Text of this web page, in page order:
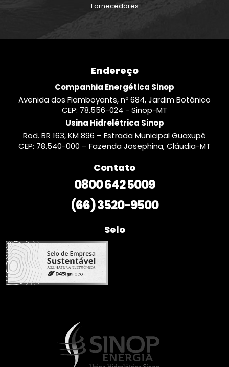
Fornecedores
Endereço
Companhia Energética Sinop
Avenida dos Flamboyants, nº 684, Jardim Botânico
CEP: 78.556-024 - Sinop-MT
Usina Hidrelétrica Sinop
Rod. BR 163, KM 896 – Estrada Municipal Guaxupé
CEP: 78.540-000 – Fazenda Josephina, Cláudia-MT
Contato
0800 642 5009
(66) 3520-9500
Selo